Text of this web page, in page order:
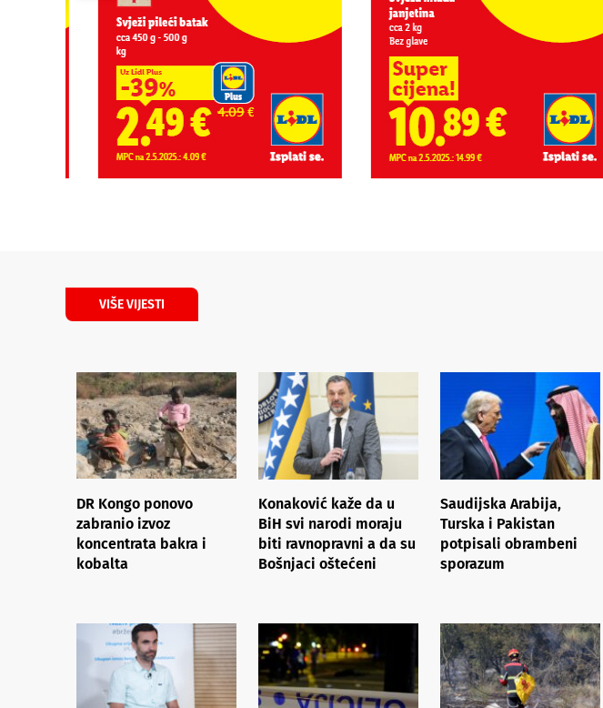
VIŠE VIJESTI
DR Kongo ponovo
zabranio izvoz
koncentrata bakra i
kobalta
Konaković kaže da u
BiH svi narodi moraju
biti ravnopravni a da su
Bošnjaci oštećeni
Saudijska Arabija,
Turska i Pakistan
potpisali obrambeni
sporazum